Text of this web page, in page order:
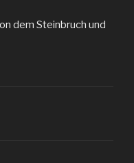
dem Steinbruch und